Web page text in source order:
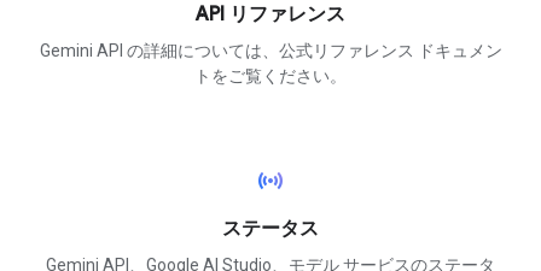
API リファレンス
Gemini API の詳細については、公式リファレンス ドキュメン
トをご覧ください。
sensors
ステータス
Gemini API、Google AI Studio、モデル サービスのステータ